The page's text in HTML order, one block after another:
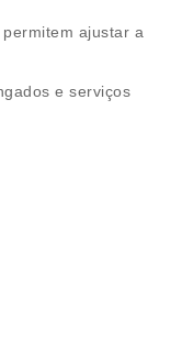
ajustar a
e serviços